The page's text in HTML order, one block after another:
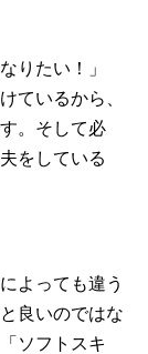
りたい！」
ているから、
。そして必
をしている
よっても違う
良いのではな
ソフトスキ